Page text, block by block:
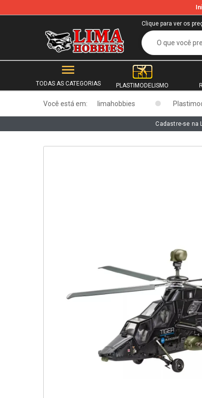
b Clique para ver os
TODAS AS CATEGORIAS PLASTIMODELISMO
Você está em: limahobbies
Cadastre-se na